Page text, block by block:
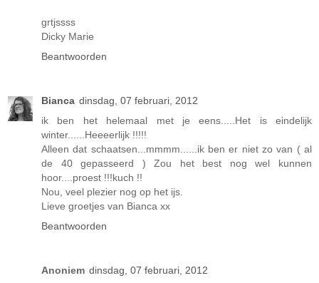
grtjssss
Dicky Marie
Beantwoorden
Bianca dinsdag, 07 februari, 2012
ik ben het helemaal met je eens.....Het is eindelijk
winter......Heeeerlijk !!!!!
Alleen dat schaatsen...mmmm......ik ben er niet zo van ( al
de 40 gepasseerd ) Zou het best nog wel kunnen
hoor....proest !!!kuch !!
Nou, veel plezier nog op het ijs.
Lieve groetjes van Bianca xx
Beantwoorden
Anoniem dinsdag, 07 februari, 2012